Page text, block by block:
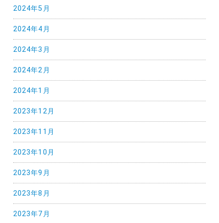
2024年5月
2024年4月
2024年3月
2024年2月
2024年1月
2023年12月
2023年11月
2023年10月
2023年9月
2023年8月
2023年7月